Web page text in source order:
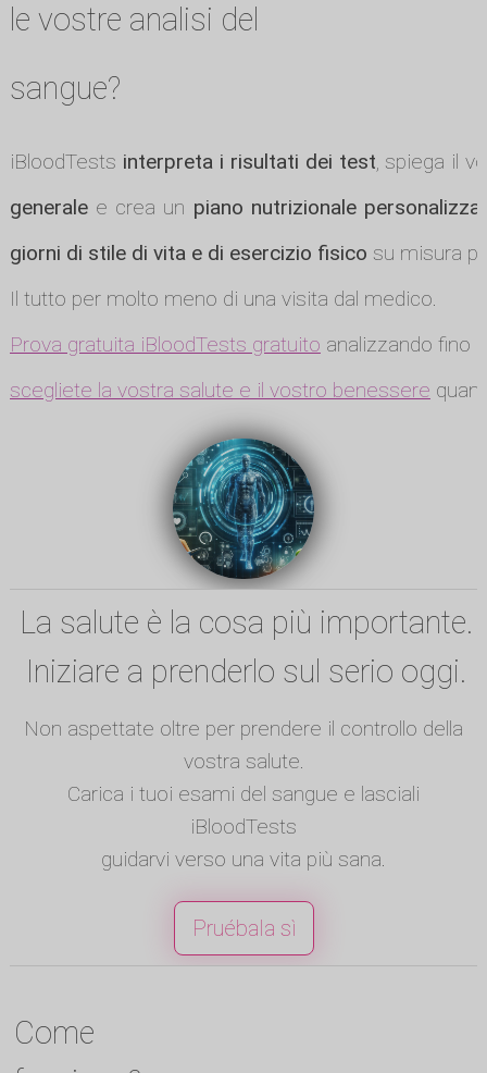
le vostre analisi del
sangue?
iBloodTests interpreta i risultati dei test, spiega il
generalee crea un piano nutrizionale
giorni di stile di vita e di esercizio fisico su misura
Il tutto per molto meno di una visita dal medico.
Prova gratuita iBloodTests gratuito analizzando fino
scegliete la vostra salute e il vostro benessere
La salute è la cosa più importante.
Iniziare a prenderlo sul serio oggi.
Non aspettate oltre per prendere il controllo della
vostra salute.
Carica i tuoi esami del sangue e lasciali
iBloodTests
guidarvi verso una vita più sana.
Pruébala sì
Come